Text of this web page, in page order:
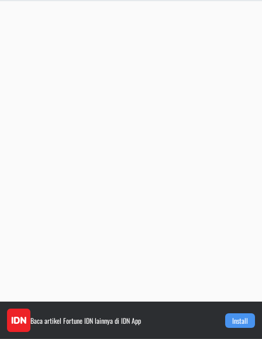
Baca artikel Fortune IDNlainnya di IDN App Install